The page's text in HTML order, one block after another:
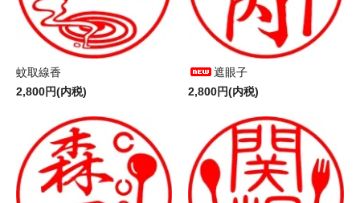
蚊取線香
2,800円(内税)
遮眼子
2,800円(内税)